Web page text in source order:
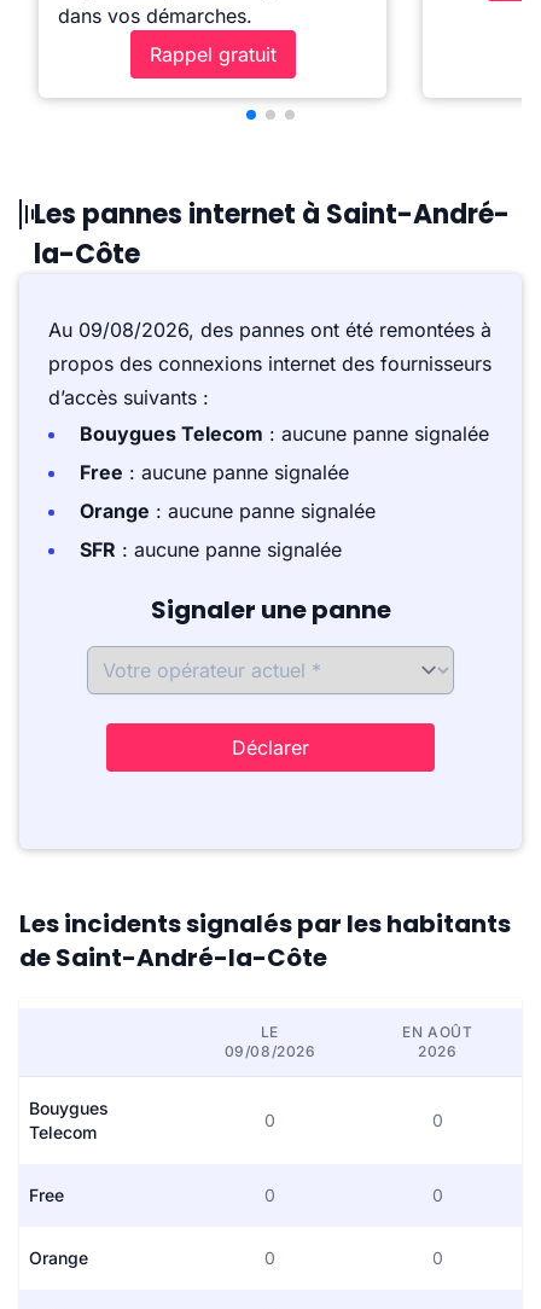
dans vos démarches.
Rappel gratuit
Les pannes internet à Saint-André-
la-Côte
Au 09/08/2026, des pannes ont été remontées à
propos des connexions internet des fournisseurs
d’accès suivants :
Bouygues Telecom : aucune panne signalée
Free : aucune panne signalée
Orange : aucune panne signalée
SFR : aucune panne signalée
Signaler une panne
Déclarer
Les incidents signalés par les habitants
de Saint-André-la-Côte
LE
09/08/2026
EN AOÛT
2026
Bouygues
Telecom
0 0
Free 0 0
Orange 0 0